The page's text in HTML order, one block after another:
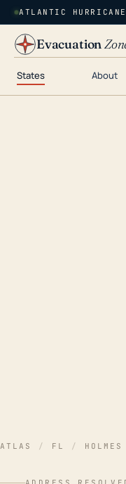
ATLANTIC
Evacuation
States About
ATLAS / FL /